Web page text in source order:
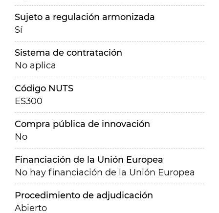
Sujeto a regulación armonizada
Sí
Sistema de contratación
No aplica
Código NUTS
ES300
Compra pública de innovación
No
Financiación de la Unión Europea
No hay financiación de la Unión Europea
Procedimiento de adjudicación
Abierto